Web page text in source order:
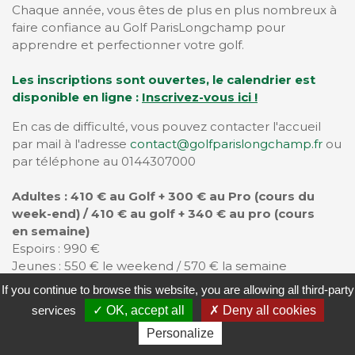
Chaque année, vous êtes de plus en plus nombreux à
faire confiance au Golf ParisLongchamp pour
apprendre et perfectionner votre golf.
Les inscriptions sont ouvertes, le calendrier est
disponible en ligne : Inscrivez-vous ici !
En cas de difficulté, vous pouvez contacter l'accueil
par mail à l'adresse contact@golfparislongchamp.fr ou
par téléphone au 0144307000
Adultes : 410 € au Golf + 300 € au Pro (cours du
week-end) / 410 € au golf + 340 € au pro (cours
en semaine)
Espoirs : 990 €
Jeunes : 550 € le weekend / 570 € la semaine
Poucets : 350 € le weekend / 360€ la semaine
Inscriptions 2026/2027 bientôt ouvertes :)
Suivez-nous sur insta⛳️ Golf ParisLongchamp
If you continue to browse this website, you are allowing all third-party
services
OK, accept all
Deny all cookies
Personalize